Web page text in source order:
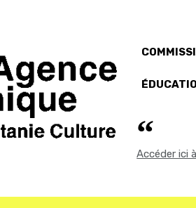
Accéder ici